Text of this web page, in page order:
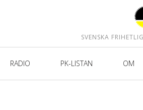
SVENSKA
RADIO PK-LISTAN OM